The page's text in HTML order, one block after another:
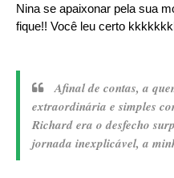
Nina se apaixonar pela sua
fique!! Você leu certo
Afinal de contas, a
extraordinária e simples
Richard era o desfecho
jornada inexplicável, a